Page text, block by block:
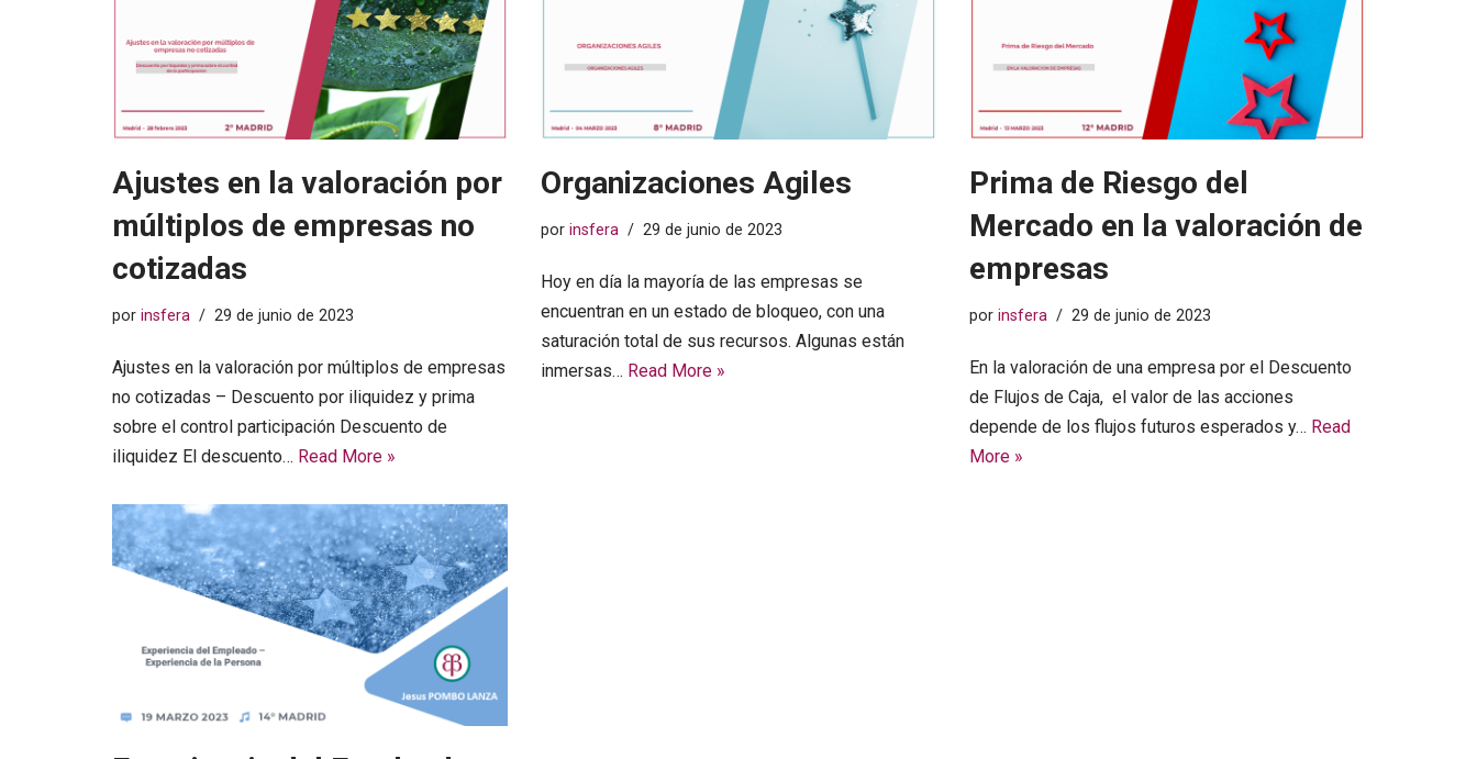
Ajustes en la valoración por
múltiplos de empresas no
cotizadas
por insfera 29 de junio de 2023
Ajustes en la valoración por múltiplos de empresas
no cotizadas – Descuento por iliquidez y prima
sobre el control participación Descuento de
iliquidez El descuento… Read More »
Organizaciones Agiles
por insfera 29 de junio de 2023
Hoy en día la mayoría de las empresas se
encuentran en un estado de bloqueo, con una
saturación total de sus recursos. Algunas están
inmersas… Read More »
Prima de Riesgo del
Mercado en la valoración de
empresas
por insfera 29 de junio de 2023
En la valoración de una empresa por el Descuento
de Flujos de Caja, el valor de las acciones
depende de los flujos futuros esperados y… Read
More »